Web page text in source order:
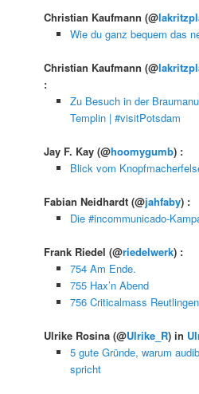
Christian Kaufmann(@
Wie du ganz bequem das
Christian Kaufmann(@
:
Zu Besuch in der
Templin | #visitPotsdam
Jay F. Kay(@hoomygumb) :
Blick vom
Fabian Neidhardt(@jahfaby) :
Die #incommunicado-
Frank Riedel(@riedelwerk) :
754 Am Ende.
755 Hax’n Abend
756 Criticalmass
Ulrike Rosina(@Ulrike_R) in
5 gute Gründe, warum
spricht